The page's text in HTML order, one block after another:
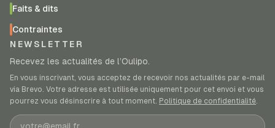
Faits & dits
Contraintes
NEWSLETTER
Recevez les actualités de l’Oulipo.
En vous inscrivant, vous acceptez de recevoir nos actualités par e-mail
via Brevo. Votre adresse est utilisée uniquement pour cet envoi et vous
pourrez vous désinscrire à tout moment. Politique de confidentialité.
Adresse e-mail